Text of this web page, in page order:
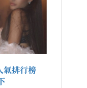
氣排行榜